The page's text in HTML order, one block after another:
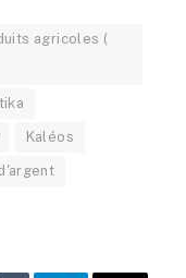
agricoles (
Kaléos